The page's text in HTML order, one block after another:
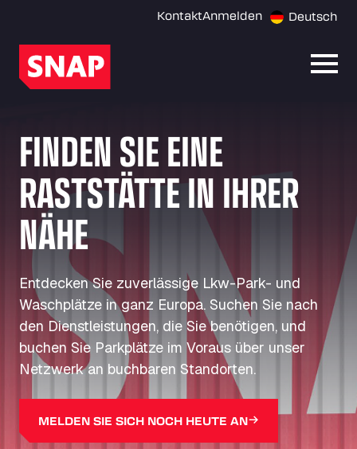
KontaktAnmelden Deutsch
FINDEN SIE EINE
RASTSTÄTTE IN IHRER
NÄHE
Entdecken Sie zuverlässige Lkw-Park- und
Waschplätze in ganz Europa. Suchen Sie nach
den Dienstleistungen, die Sie benötigen, und
buchen Sie Parkplätze im Voraus über unser
Netzwerk an buchbaren Standorten.
MELDEN SIE SICH NOCH HEUTE AN